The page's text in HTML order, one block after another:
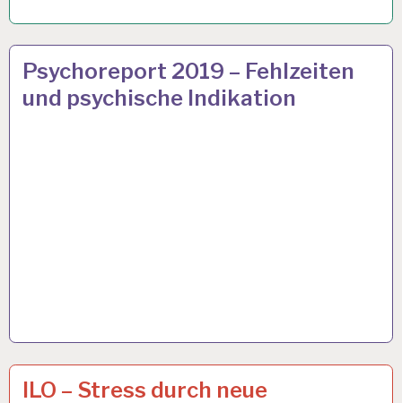
12-
STUNDEN-
ARBEITSTAG…
Psychoreport 2019 – Fehlzeiten
und psychische Indikation
26 JULI 2019
12-
STUNDEN-
ILO – Stress durch neue
19 APR. 2019